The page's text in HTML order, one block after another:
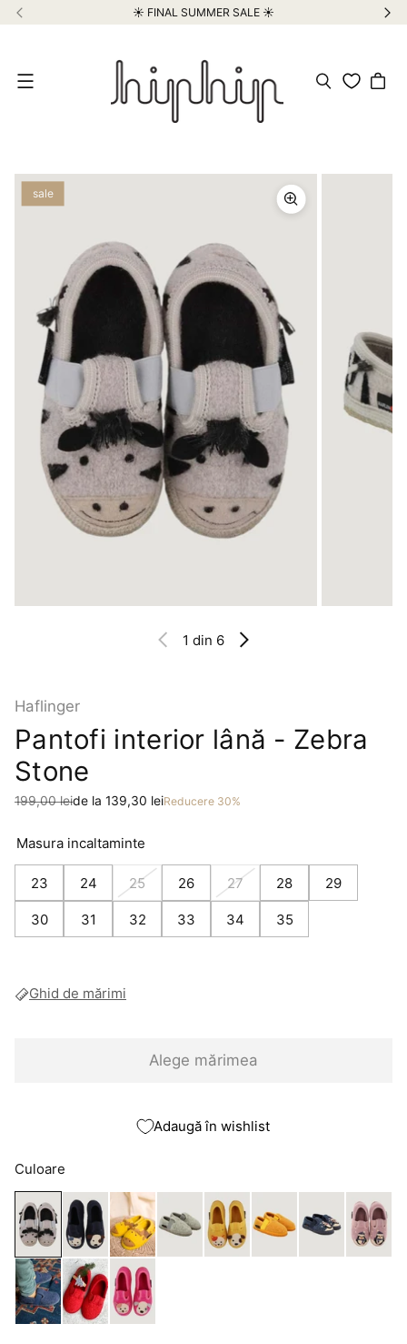
☀️ FINAL SUMMER SALE ☀️
Meniu
sale
1 din 6
Haflinger
Pantofi interior lână - Zebra
Stone
Preț
199,00 lei
Preț redusde la 139,30 leiReducere 30%
Masura incaltaminte
23 24 25 26 27 28 29
30 31 32 33 34 35
Ghid de mărimi
Alege mărimea
Adaugă în wishlist
Culoare